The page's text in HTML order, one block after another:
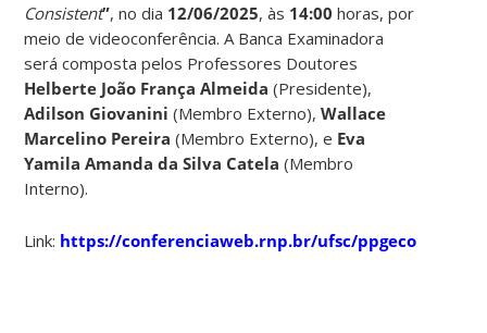
Consistent”, no dia 12/06/2025, às 14:00 horas, por
meio de videoconferência. A Banca Examinadora
será composta pelos Professores Doutores
Helberte João França Almeida(Presidente),
Adilson Giovanini(Membro Externo),Wallace
Marcelino Pereira (Membro Externo), e Eva
Yamila Amanda da Silva Catela(Membro
Interno).
Link: https://conferenciaweb.rnp.br/ufsc/ppgeco